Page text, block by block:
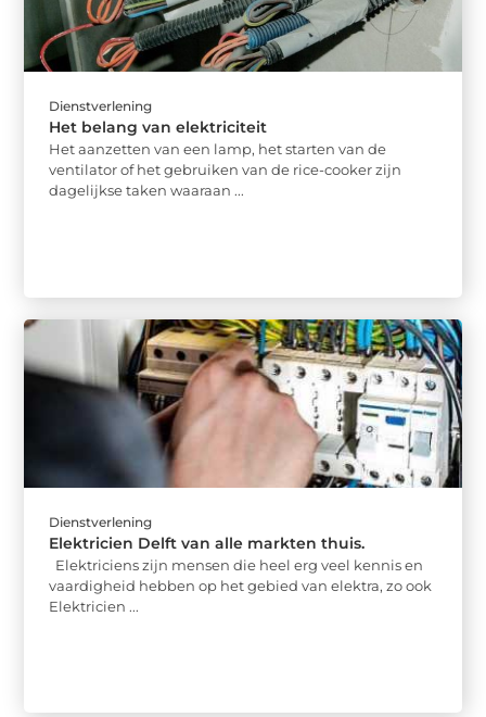
Dienstverlening
Het belang van elektriciteit
Het aanzetten van een lamp, het starten van de
ventilator of het gebruiken van de rice-cooker zijn
dagelijkse taken waaraan ...
Dienstverlening
Elektricien Delft van alle markten thuis.
Elektriciens zijn mensen die heel erg veel kennis en
vaardigheid hebben op het gebied van elektra, zo ook
Elektricien ...